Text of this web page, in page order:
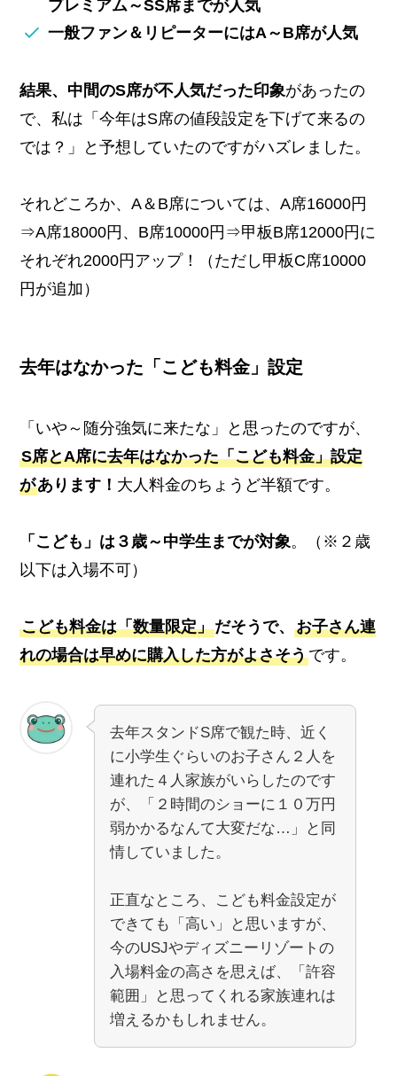
プレミアム～SS席までが人気
一般ファン＆リピーターにはA～B席が人気
結果、中間のS席が不人気だった印象があったの
で、私は「今年はS席の値段設定を下げて来るの
では？」と予想していたのですがハズレました。
それどころか、A＆B席については、A席16000円
⇒A席18000円、B席10000円⇒甲板B席12000円に
それぞれ2000円アップ！（ただし甲板C席10000
円が追加）
去年はなかった「こども料金」設定
「いや～随分強気に来たな」と思ったのですが、
S席とA席に去年はなかった「こども料金」設定
があります！ 大人料金のちょうど半額です。
「こども」は３歳～中学生までが対象。（※２歳
以下は入場不可）
こども料金は「数量限定」だそうで、お子さん連
れの場合は早めに購入した方がよさそうです。
去年スタンドS席で観た時、近く
に小学生ぐらいのお子さん２人を
連れた４人家族がいらしたのです
が、「２時間のショーに１０万円
弱かかるなんて大変だな…」と同
情していました。
正直なところ、こども料金設定が
できても「高い」と思いますが、
今のUSJやディズニーリゾートの
入場料金の高さを思えば、「許容
範囲」と思ってくれる家族連れは
増えるかもしれません。